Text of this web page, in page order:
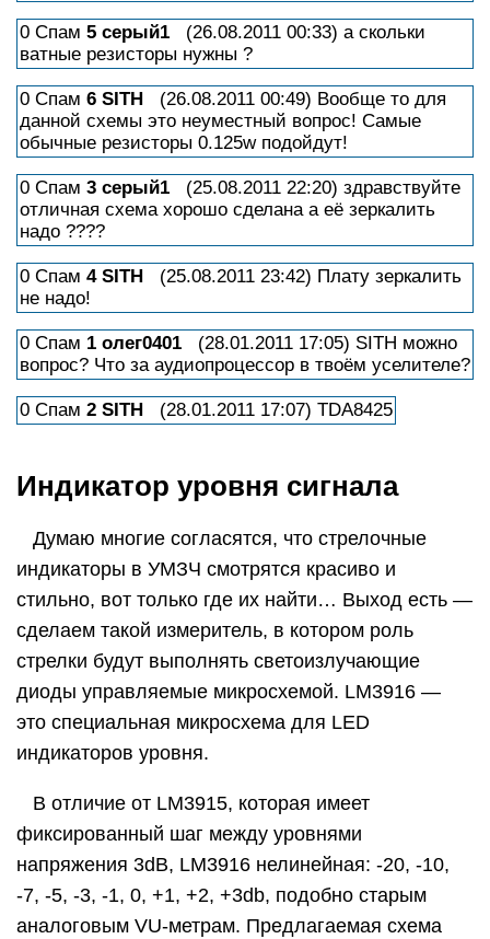
0 Спам 5 серый1 (26.08.2011 00:33) а скольки
ватные резисторы нужны ?
0 Спам 6 SITH (26.08.2011 00:49) Вообще то для
данной схемы это неуместный вопрос! Самые
обычные резисторы 0.125w подойдут!
0 Спам 3 серый1 (25.08.2011 22:20) здравствуйте
отличная схема хорошо сделана а её зеркалить
надо ????
0 Спам 4 SITH (25.08.2011 23:42) Плату зеркалить
не надо!
0 Спам 1 олег0401 (28.01.2011 17:05) SITH можно
вопрос? Что за аудиопроцессор в твоём уселителе?
0 Спам 2 SITH (28.01.2011 17:07) TDA8425
Индикатор уровня сигнала
Думаю многие согласятся, что стрелочные
индикаторы в УМЗЧ смотрятся красиво и
стильно, вот только где их найти… Выход есть —
сделаем такой измеритель, в котором роль
стрелки будут выполнять светоизлучающие
диоды управляемые микросхемой. LM3916 —
это специальная микросхема для LED
индикаторов уровня.
В отличие от LM3915, которая имеет
фиксированный шаг между уровнями
напряжения 3dB, LM3916 нелинейная: -20, -10,
-7, -5, -3, -1, 0, +1, +2, +3db, подобно старым
аналоговым VU-метрам. Предлагаемая схема